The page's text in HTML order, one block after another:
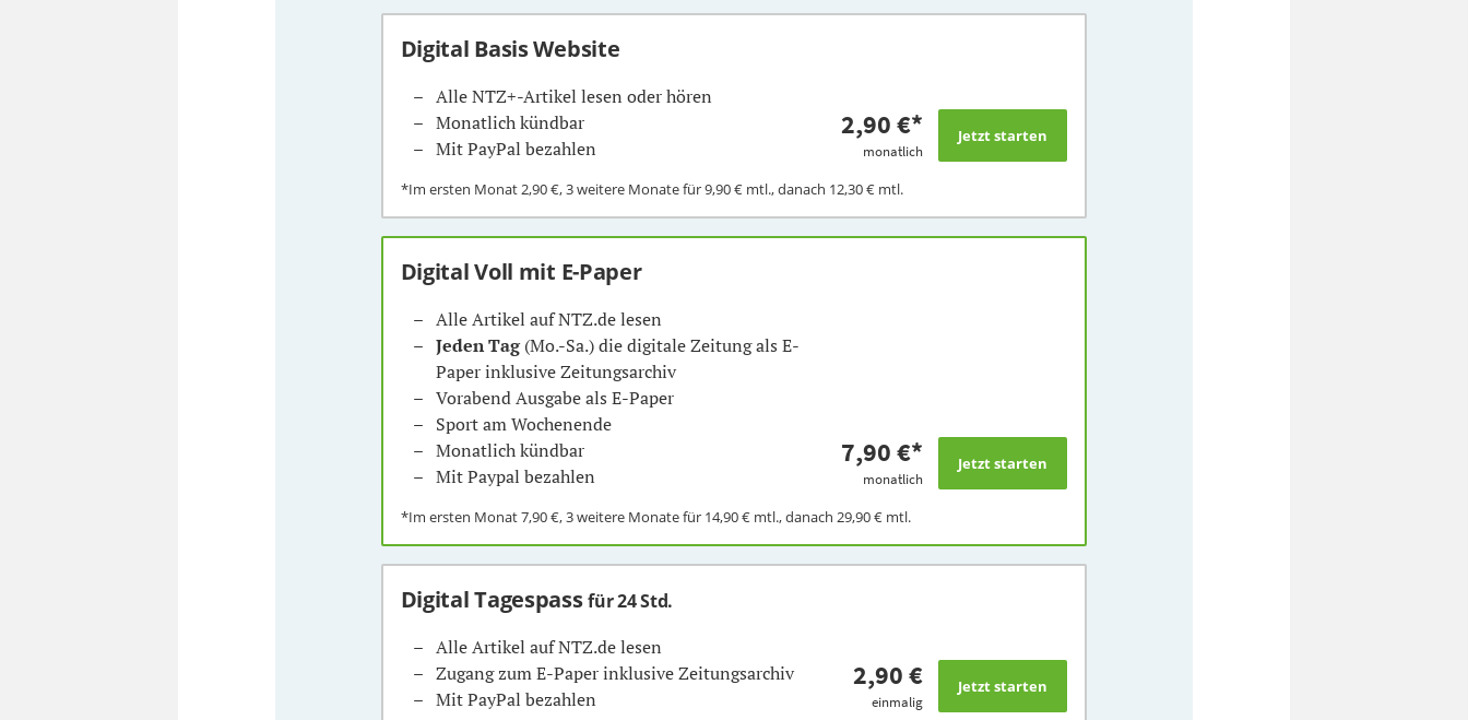
Digital Basis Website
Alle NTZ+-Artikel lesen oder hören
Monatlich kündbar
Mit PayPal bezahlen
2,90 €*
monatlich
*Im ersten Monat2,90 €, 3 weitere Monate für9,90 €mtl., danach 12,30 €mtl.
Digital Voll mit E-Paper
Alle Artikel auf NTZ.de lesen
Jeden Tag(Mo.-Sa.) die digitale Zeitung als E-
Paper inklusive Zeitungsarchiv
Vorabend Ausgabe als E-Paper
Sport am Wochenende
Monatlich kündbar
Mit Paypal bezahlen
7,90 €*
monatlich
*Im ersten Monat7,90 €, 3 weitere Monate für 14,90 €mtl., danach 29,90 €mtl.
Digital Tagespassfür 24 Std.
Alle Artikel auf NTZ.de lesen
Zugang zum E-Paper inklusive Zeitungsarchiv
Mit PayPal bezahlen
2,90 €
einmalig